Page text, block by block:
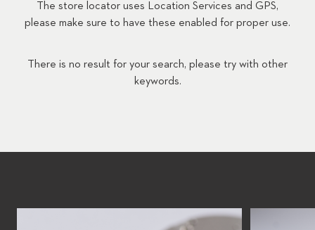
The store locator uses Location Services and GPS,
please make sure to have these enabled for proper use.
There is no result for your search, please try with other
keywords.